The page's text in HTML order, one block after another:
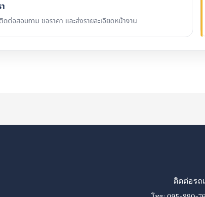
ดต่อสอบถาม ขอราคา และส่งรายละเอียดหน้างาน
ติดต่อรถ